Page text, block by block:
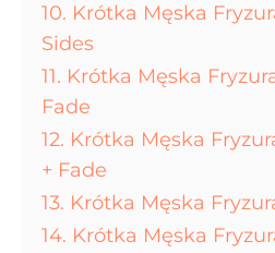
10. Krótka Męska
Sides
11. Krótka Męska
Fade
12. Krótka Męska
+ Fade
13. Krótka Męska
14. Krótka Męska